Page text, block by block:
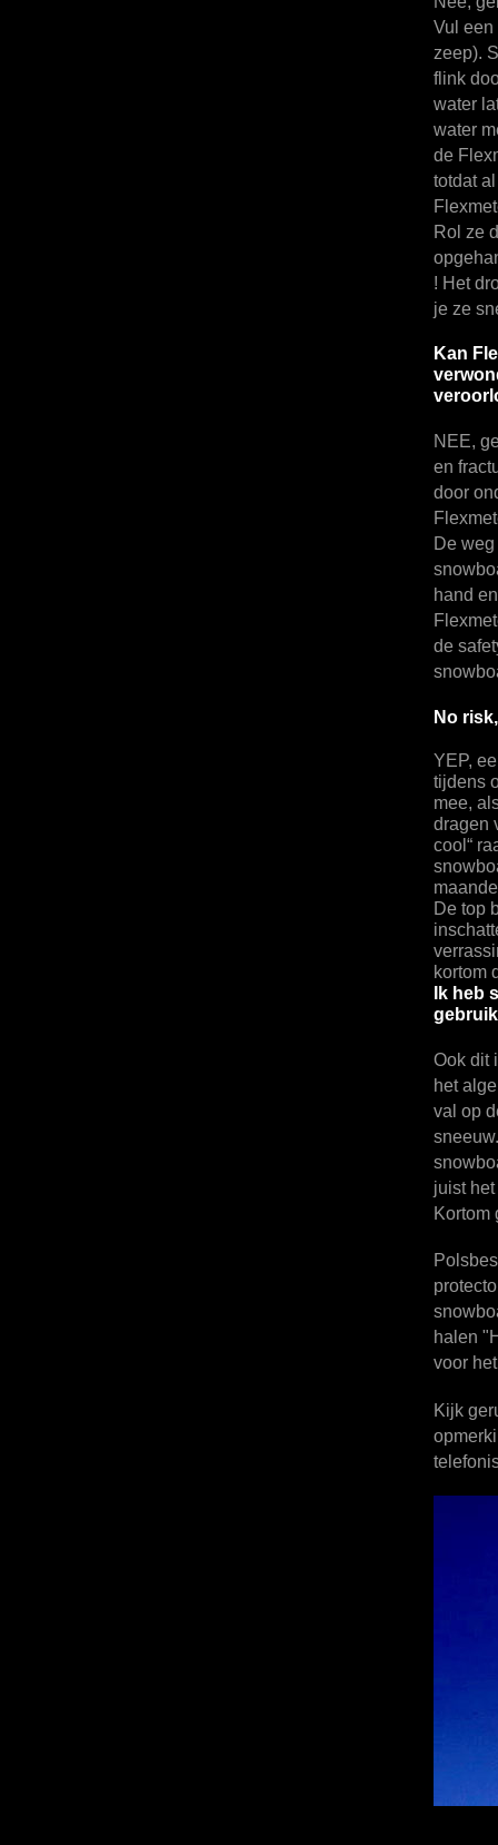
Vul een
zeep).
flink
water
water
de
totdat
Rol ze
! Het
je ze
Kan
NEE,
en
door
De
hand
de
No
YEP,
tijdens
mee,
dragen
cool“
De top
kortom
Ik heb
Ook dit
het
val op
juist
Kortom
halen
voor
Kijk